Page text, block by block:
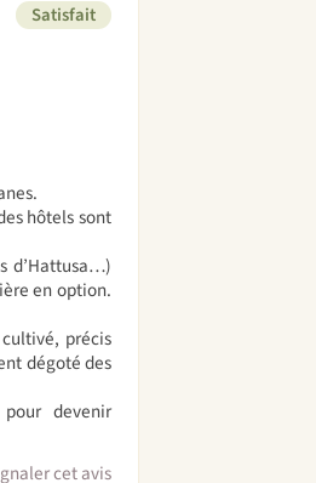
Satisfait
hôtels sont
d’Hattusa…)
en option.
précis
dégoté des
devenir
cet avis